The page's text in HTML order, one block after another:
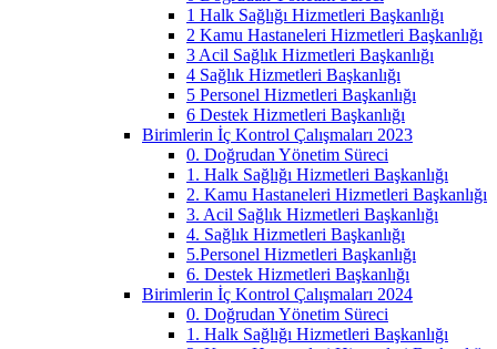
1 Halk Sağlığı Hizmetleri Başkanlığı
2 Kamu Hastaneleri Hizmetleri Başkanlığı
3 Acil Sağlık Hizmetleri Başkanlığı
4 Sağlık Hizmetleri Başkanlığı
5 Personel Hizmetleri Başkanlığı
6 Destek Hizmetleri Başkanlığı
Birimlerin İç Kontrol Çalışmaları 2023
0. Doğrudan Yönetim Süreci
1. Halk Sağlığı Hizmetleri Başkanlığı
2. Kamu Hastaneleri Hizmetleri Başkanlığı
3. Acil Sağlık Hizmetleri Başkanlığı
4. Sağlık Hizmetleri Başkanlığı
5.Personel Hizmetleri Başkanlığı
6. Destek Hizmetleri Başkanlığı
Birimlerin İç Kontrol Çalışmaları 2024
0. Doğrudan Yönetim Süreci
1. Halk Sağlığı Hizmetleri Başkanlığı